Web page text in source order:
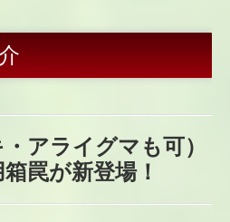
アライグマも可）
罠が新登場！